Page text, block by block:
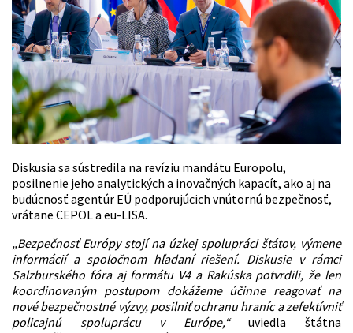
Diskusia sa sústredila na revíziu mandátu Europolu,
posilnenie jeho analytických a inovačných kapacít, ako aj na
budúcnosť agentúr EÚ podporujúcich vnútornú bezpečnosť,
vrátane CEPOL a eu-LISA.
„Bezpečnosť Európy stojí na úzkej spolupráci štátov, výmene
informácií a spoločnom hľadaní riešení. Diskusie v rámci
Salzburského fóra aj formátu V4 a Rakúska potvrdili, že len
koordinovaným postupom dokážeme účinne reagovať na
nové bezpečnostné výzvy, posilniť ochranu hraníc a zefektívniť
policajnú spoluprácu v Európe,“uviedla štátna